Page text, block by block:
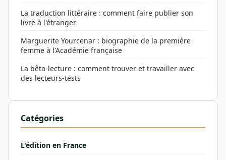
La traduction littéraire : comment faire publier son
livre à l'étranger
Marguerite Yourcenar : biographie de la première
femme à l'Académie française
La bêta-lecture : comment trouver et travailler avec
des lecteurs-tests
Catégories
L'édition en France